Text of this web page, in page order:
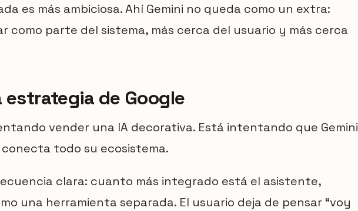
es más ambiciosa. Ahí Gemini no queda como un extra:
como parte del sistema, más cerca del usuario y más cerca
estrategia de Google
vender una IA decorativa. Está intentando que Gemini
todo su ecosistema.
clara: cuanto más integrado está el asistente,
una herramienta separada. El usuario deja de pensar “voy